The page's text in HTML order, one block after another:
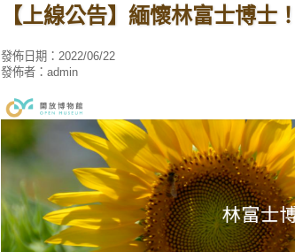
【上線公告】緬懷林富士博士
發佈日期：2022/06/22
發佈者：admin